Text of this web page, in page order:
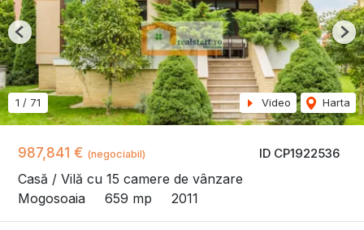
ID CP1922536
987,841 € (negociabil)
Casă / Vilă cu 15 camere de vânzare
Mogosoaia
659 mp 2011
1 / 71 Video Harta
Previous